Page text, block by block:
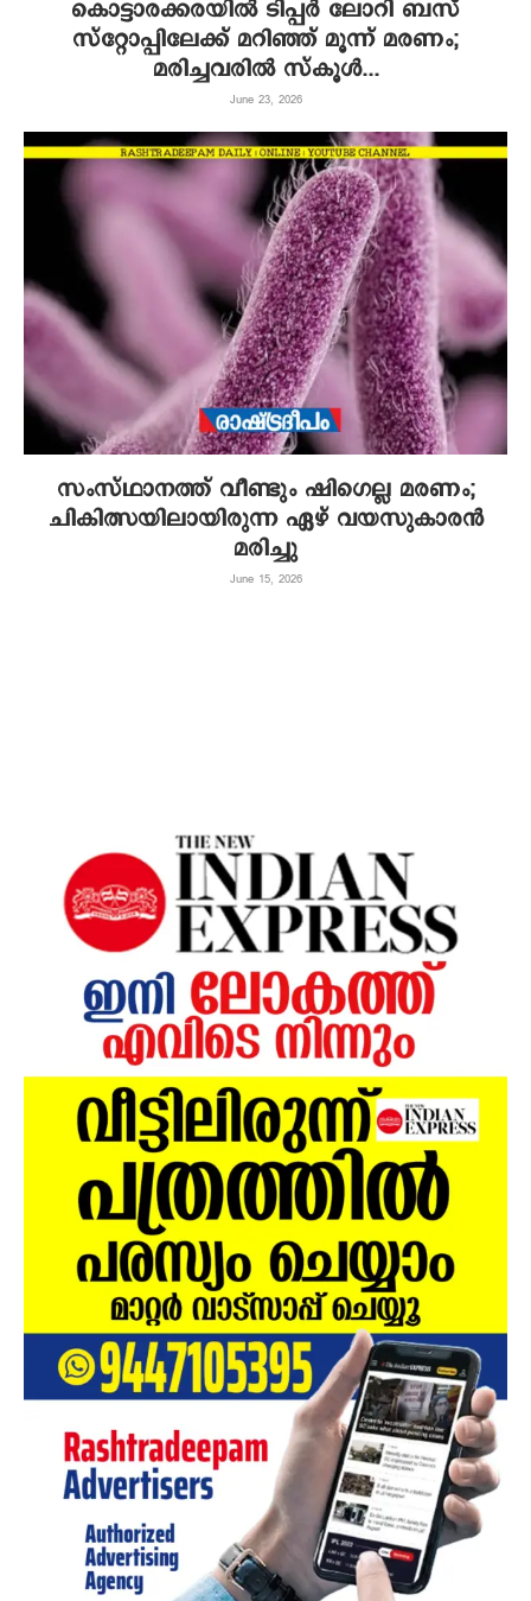
കൊട്ടാരക്കരയിൽ ടിപ്പർ ലോറി ബസ്
സ്റ്റോപ്പിലേക്ക് മറിഞ്ഞ് മൂന്ന് മരണം;
മരിച്ചവരിൽ സ്കൂൾ...
June 23, 2026
സംസ്ഥാനത്ത് വീണ്ടും ഷിഗെല്ല മരണം;
ചികിത്സയിലായിരുന്ന ഏഴ് വയസുകാരൻ
മരിച്ചു
June 15, 2026